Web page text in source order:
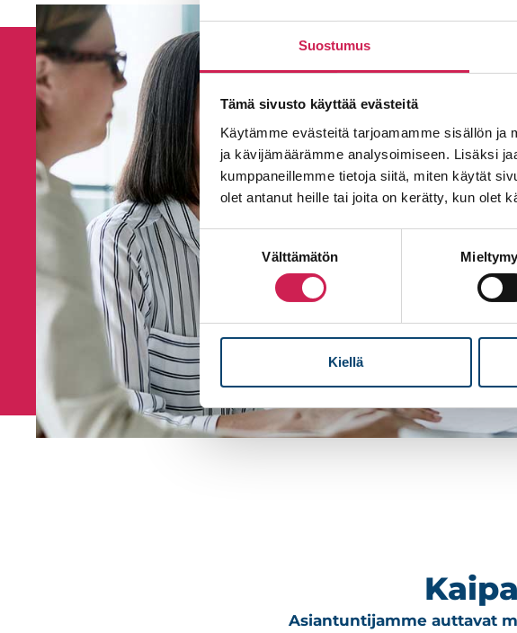
Suostumus
Tämä sivusto käyttää evästeitä
Käytämme evästeitä tarjoamamme sisällön ja
ja kävijämäärämme analysoimiseen. Lisäksi
kumppaneillemme tietoja siitä, miten käytät
olet antanut heille tai joita on kerätty, kun olet
valinta
Välttämätön
Kiellä
Asiantuntijamme auttavat